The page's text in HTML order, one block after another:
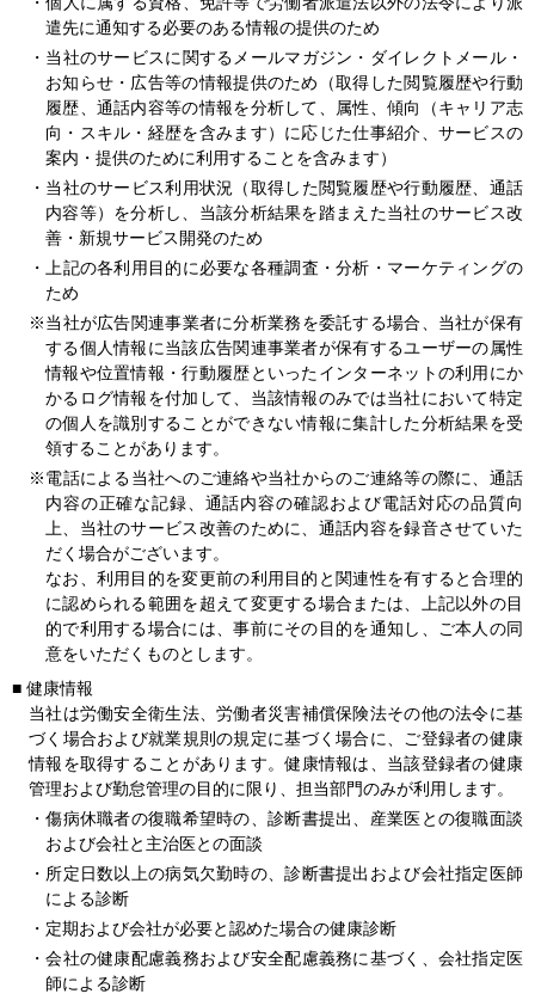
遣先に通知する必要のある情報の提供のため
・当社のサービスに関するメールマガジン・ダイレクトメール・
お知らせ・広告等の情報提供のため（取得した閲覧履歴や行動
履歴、通話内容等の情報を分析して、属性、傾向（キャリア志
向・スキル・経歴を含みます）に応じた仕事紹介、サービスの
案内・提供のために利用することを含みます）
・当社のサービス利用状況（取得した閲覧履歴や行動履歴、通話
内容等）を分析し、当該分析結果を踏まえた当社のサービス改
善・新規サービス開発のため
・上記の各利用目的に必要な各種調査・分析・マーケティングの
ため
※当社が広告関連事業者に分析業務を委託する場合、当社が保有
する個人情報に当該広告関連事業者が保有するユーザーの属性
情報や位置情報・行動履歴といったインターネットの利用にか
かるログ情報を付加して、当該情報のみでは当社において特定
の個人を識別することができない情報に集計した分析結果を受
領することがあります。
※電話による当社へのご連絡や当社からのご連絡等の際に、通話
内容の正確な記録、通話内容の確認および電話対応の品質向
上、当社のサービス改善のために、通話内容を録音させていた
だく場合がございます。
なお、利用目的を変更前の利用目的と関連性を有すると合理的
に認められる範囲を超えて変更する場合または、上記以外の目
的で利用する場合には、事前にその目的を通知し、ご本人の同
意をいただくものとします。
■ 健康情報
当社は労働安全衛生法、労働者災害補償保険法その他の法令に基
づく場合および就業規則の規定に基づく場合に、ご登録者の健康
情報を取得することがあります。健康情報は、当該登録者の健康
管理および勤怠管理の目的に限り、担当部門のみが利用します。
・傷病休職者の復職希望時の、診断書提出、産業医との復職面談
および会社と主治医との面談
・所定日数以上の病気欠勤時の、診断書提出および会社指定医師
による診断
・定期および会社が必要と認めた場合の健康診断
・会社の健康配慮義務および安全配慮義務に基づく、会社指定医
師による診断
お問い合わせ
閉じる